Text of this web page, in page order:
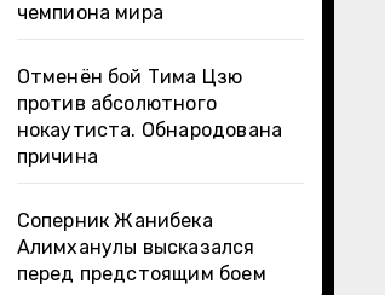
чемпиона мира
Отменён бой Тима Цзю
против абсолютного
нокаутиста. Обнародована
причина
Соперник Жанибека
Алимханулы высказался
перед предстоящим боем